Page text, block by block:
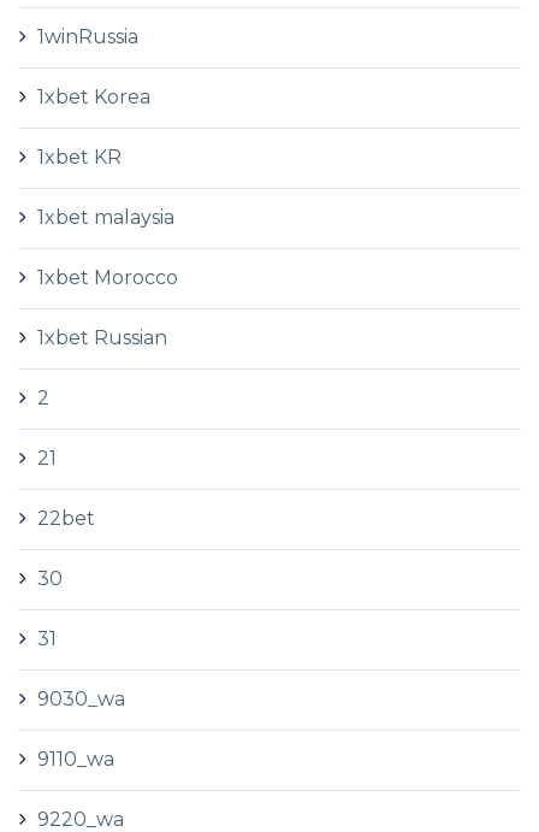
1winRussia
1xbet Korea
1xbet KR
1xbet malaysia
1xbet Morocco
1xbet Russian
2
21
22bet
30
31
9030_wa
9110_wa
9220_wa